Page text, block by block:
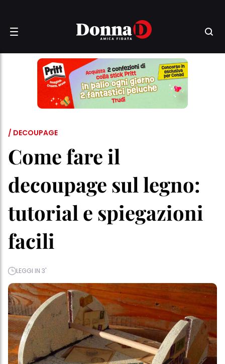
/ DECOUPAGE
Come fare il
decoupage sul legno:
tutorial e spiegazioni
facili
LEGGI IN 3'